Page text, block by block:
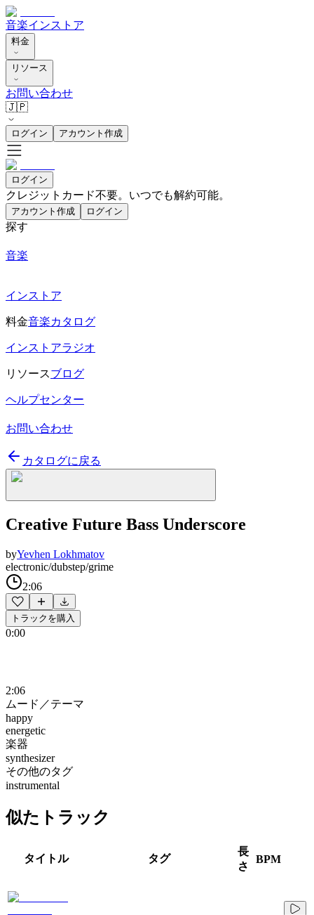
音楽インストア
料金
リソース
お問い合わせ
🇯🇵
ログイン アカウント作成
ログイン
クレジットカード不要。いつでも解約可能。
アカウント作成 ログイン
探す
音楽
インストア
料金音楽カタログ
インストアラジオ
リソースブログ
ヘルプセンター
お問い合わせ
カタログに戻る
Creative Future Bass Underscore
byYevhen Lokhmatov
electronic/dubstep/grime
2:06
トラックを購入
0:00
2:06
ムード／テーマ
happy
energetic
楽器
synthesizer
その他のタグ
instrumental
似たトラック
タイトル タグ
長
さ
BPM